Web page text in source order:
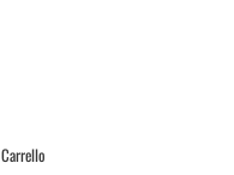
Carrello